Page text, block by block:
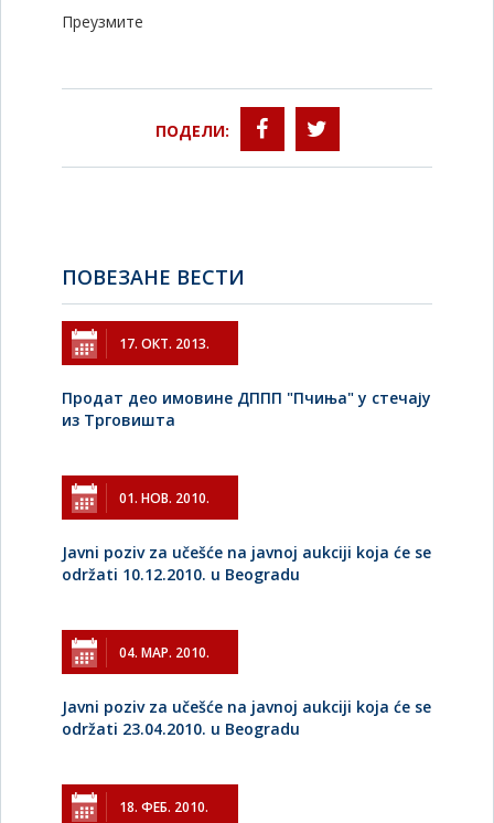
Преузмите
ПОДЕЛИ:
ПОВЕЗАНЕ ВЕСТИ
17. ОКТ. 2013.
Продат део имовине ДППП "Пчиња" у стечају
из Трговишта
01. НОВ. 2010.
Javni poziv za učešće na javnoj aukciji koja će se
održati 10.12.2010. u Beogradu
04. МАР. 2010.
Javni poziv za učešće na javnoj aukciji koja će se
održati 23.04.2010. u Beogradu
18. ФЕБ. 2010.